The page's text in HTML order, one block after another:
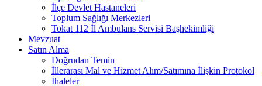
İlçe Devlet Hastaneleri
Toplum Sağlığı Merkezleri
Tokat 112 İl Ambulans Servisi Başhekimliği
Mevzuat
Satın Alma
Doğrudan Temin
İllerarası Mal ve Hizmet Alım/Satımına İlişkin Protokol
İhaleler